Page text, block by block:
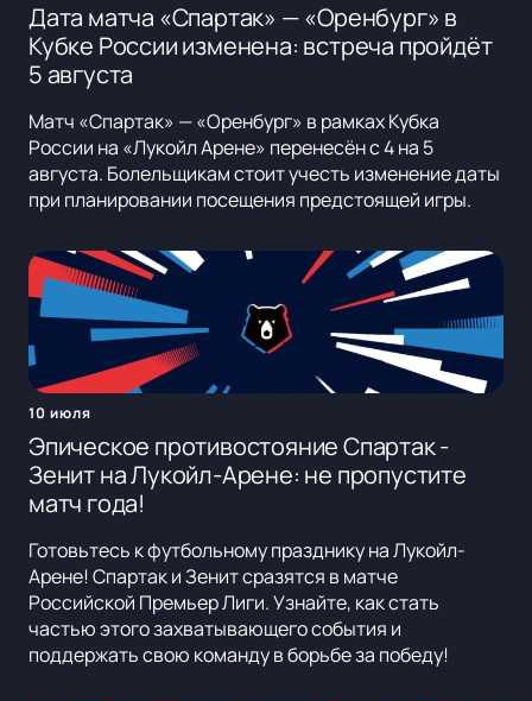
Дата матча «Спартак» — «Оренбург» в
Кубке России изменена: встреча пройдёт
5 августа
Матч «Спартак» — «Оренбург» в рамках Кубка
России на «Лукойл Арене» перенесён с 4 на 5
августа. Болельщикам стоит учесть изменение даты
при планировании посещения предстоящей игры.
10 июля
Эпическое противостояние Спартак -
Зенит на Лукойл-Арене: не пропустите
матч года!
Готовьтесь к футбольному празднику на Лукойл-
Арене! Спартак и Зенит сразятся в матче
Российской Премьер Лиги. Узнайте, как стать
частью этого захватывающего события и
поддержать свою команду в борьбе за победу!